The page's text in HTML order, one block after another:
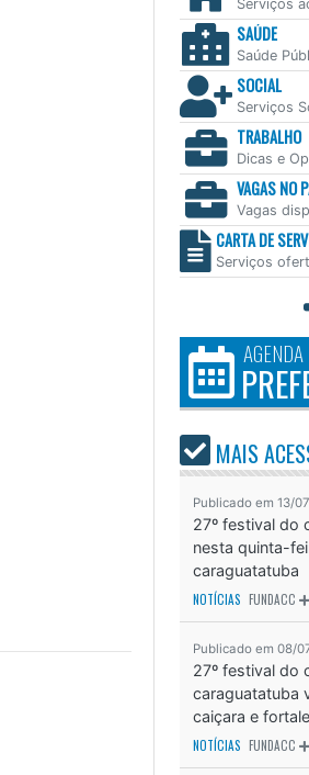
Serviços
SAÚDE
Saúde
SOCIAL
Serviços
TRABALHO
Dicas e
VAGAS NO
Vagas
CARTA DE
Serviços
MAIS
Publicado em 13/
27º festival do
nesta quinta-
caraguatatuba
NOTÍCIAS FUNDACC
Publicado em 08/
27º festival do
caraguatatuba
caiçara e
NOTÍCIAS FUNDACC